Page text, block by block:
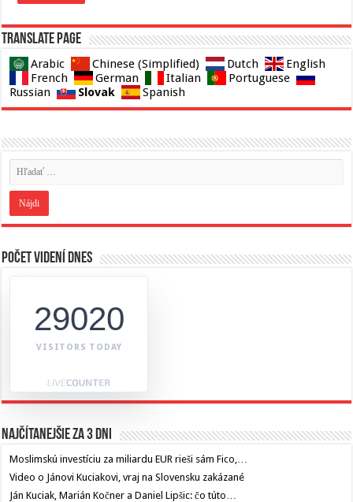
Translate page
Arabic Chinese (Simplified) Dutch
English
French
German Italian
Portuguese
Russian
Slovak Spanish
Počet videní dnes
29020
VISITORS TODAY
Najčítanejšie za 3 dni
Moslimskú investíciu za miliardu EUR rieši sám Fico,…
Video o Jánovi Kuciakovi, vraj na Slovensku zakázané
Ján Kuciak, Marián Kočner a Daniel Lipšic: čo túto…